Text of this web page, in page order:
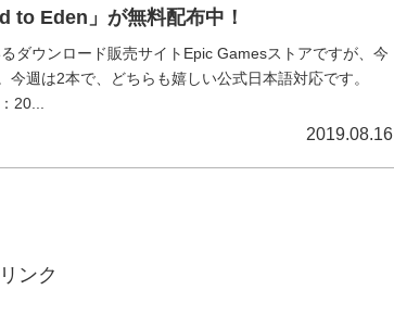
to Eden」が無料配布中！
ダウンロード販売サイトEpic Gamesストアですが、今
週は2本で、どちらも嬉しい公式日本語対応です。
20...
2019.08.16
ンク